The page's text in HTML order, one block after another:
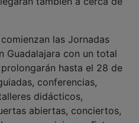
Guadalajara con un total
hasta el 28 de
conferencias,
didácticos,
abiertas, conciertos,
y exposiciones. Estas